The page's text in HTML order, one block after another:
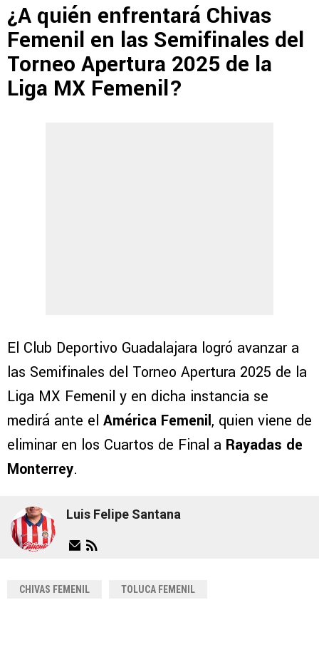
¿A quién enfrentará Chivas
Femenil en las Semifinales del
Torneo Apertura 2025 de la
Liga MX Femenil?
El Club Deportivo Guadalajara logró avanzar a
las Semifinales del Torneo Apertura 2025 de la
Liga MX Femenil y en dicha instancia se
medirá ante el América Femenil, quien viene de
eliminar en los Cuartos de Final a Rayadas de
Monterrey.
Luis Felipe Santana
CHIVAS FEMENIL TOLUCA FEMENIL